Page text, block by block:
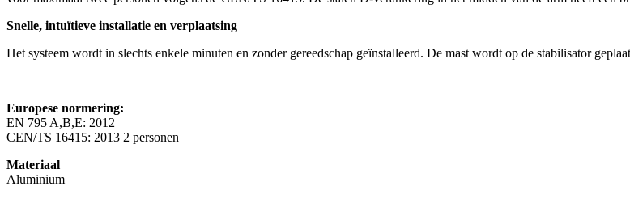
Snelle, intuïtieve installatie en verplaatsing
Het systeem wordt in slechts enkele minuten en zonder gereedschap geïnstalleerd. De mast wordt op de stabilisator
Europese normering:
EN 795 A,B,E: 2012
CEN/TS 16415: 2013 2 personen
Materiaal
Aluminium